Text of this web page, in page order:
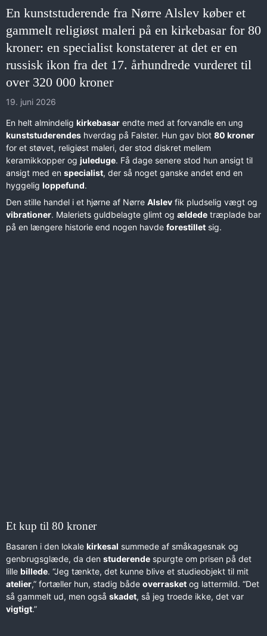
En kunststuderende fra Nørre Alslev køber et
gammelt religiøst maleri på en kirkebasar for 80
kroner: en specialist konstaterer at det er en
russisk ikon fra det 17. århundrede vurderet til
over 320 000 kroner
19. juni 2026
En helt almindelig kirkebasar endte med at forvandle en ung
kunststuderendes hverdag på Falster. Hun gav blot 80 kroner
for et støvet, religiøst maleri, der stod diskret mellem
keramikkopper og juleduge. Få dage senere stod hun ansigt til
ansigt med en specialist, der så noget ganske andet end en
hyggelig loppefund.
Den stille handel i et hjørne af Nørre Alslev fik pludselig vægt og
vibrationer. Maleriets guldbelagte glimt og ældede træplade bar
på en længere historie end nogen havde forestillet sig.
Et kup til 80 kroner
Basaren i den lokale kirkesal summede af småkagesnak og
genbrugsglæde, da den studeren­de spurgte om prisen på det
lille billede. “Jeg tænkte, det kunne blive et studieobjekt til mit
atelier,” fortæller hun, stadig både overrasket og lattermild. “Det
så gammelt ud, men også skadet, så jeg troede ikke, det var
vigtigt.”